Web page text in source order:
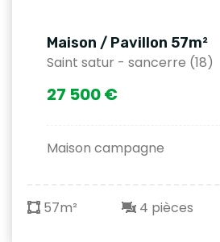
Maison / Pavillon 57m²
Saint satur - sancerre (18)
27 500 €
Maison campagne
57m² 4 pièces